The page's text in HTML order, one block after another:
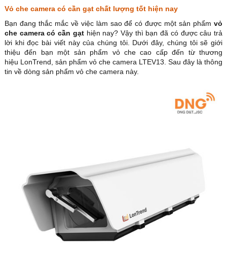
Vỏ che camera có cần gạt chất lượng tốt hiện nay
Bạn đang thắc mắc về việc làm sao để có được một sản phẩm vỏ
che camera có cần gạthiện nay? Vậy thì bạn đã có được câu trả
lời khi đọc bài viết này của chúng tôi. Dưới đây, chúng tôi sẽ giới
thiệu đến bạn một sản phẩm vỏ che cao cấp đến từ thương
hiệu LonTrend, sản phẩm vỏ che camera LTEV13. Sau đây là thông
tin về dòng sản phẩm vỏ che camera này.